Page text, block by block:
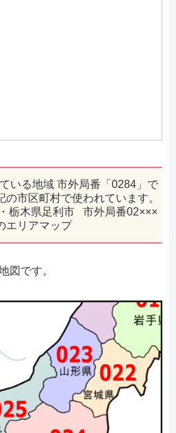
いる地域 市外局番「0284」で
市区町村で使われています。
栃木県足利市 市外局番02×××
エリアマップ
図です。